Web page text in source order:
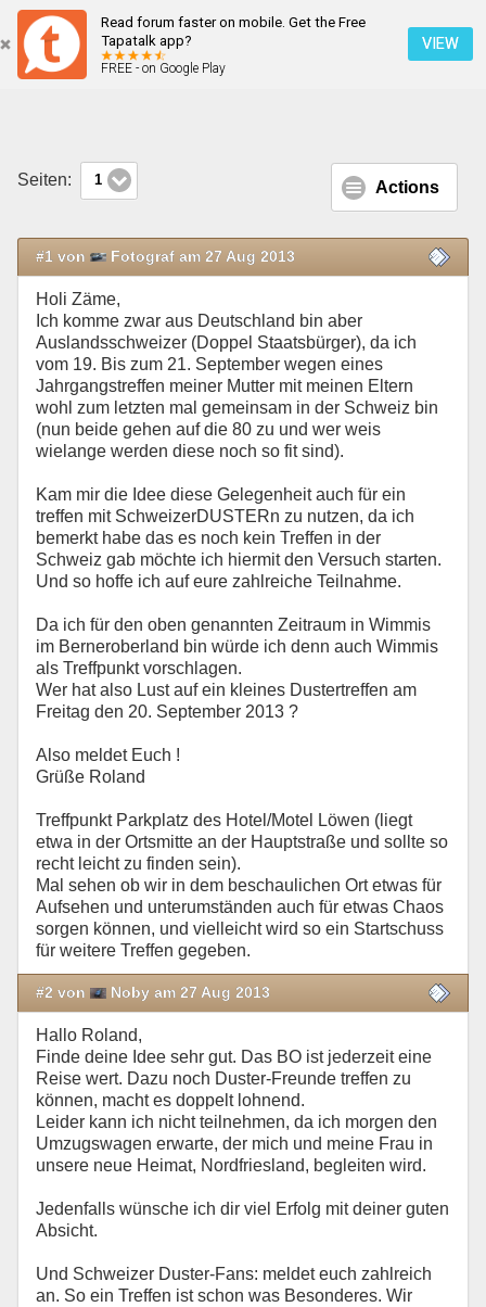
Read forum faster on mobile. Get the Free
Tapatalk app?
FREE - on Google Play
VIEW
Aufruf zu einem Dustertreffen in Wimmis am 20. September 2013
Seiten: 1 Actions
#1 von Fotograf am 27 Aug 2013
Holi Zäme,
Ich komme zwar aus Deutschland bin aber
Auslandsschweizer (Doppel Staatsbürger), da ich
vom 19. Bis zum 21. September wegen eines
Jahrgangstreffen meiner Mutter mit meinen Eltern
wohl zum letzten mal gemeinsam in der Schweiz bin
(nun beide gehen auf die 80 zu und wer weis
wielange werden diese noch so fit sind).
Kam mir die Idee diese Gelegenheit auch für ein
treffen mit SchweizerDUSTERn zu nutzen, da ich
bemerkt habe das es noch kein Treffen in der
Schweiz gab möchte ich hiermit den Versuch starten.
Und so hoffe ich auf eure zahlreiche Teilnahme.
Da ich für den oben genannten Zeitraum in Wimmis
im Berneroberland bin würde ich denn auch Wimmis
als Treffpunkt vorschlagen.
Wer hat also Lust auf ein kleines Dustertreffen am
Freitag den 20. September 2013 ?
Also meldet Euch !
Grüße Roland
Treffpunkt Parkplatz des Hotel/Motel Löwen (liegt
etwa in der Ortsmitte an der Hauptstraße und sollte so
recht leicht zu finden sein).
Mal sehen ob wir in dem beschaulichen Ort etwas für
Aufsehen und unterumständen auch für etwas Chaos
sorgen können, und vielleicht wird so ein Startschuss
für weitere Treffen gegeben.
#2 von Noby am 27 Aug 2013
Hallo Roland,
Finde deine Idee sehr gut. Das BO ist jederzeit eine
Reise wert. Dazu noch Duster-Freunde treffen zu
können, macht es doppelt lohnend.
Leider kann ich nicht teilnehmen, da ich morgen den
Umzugswagen erwarte, der mich und meine Frau in
unsere neue Heimat, Nordfriesland, begleiten wird.
Jedenfalls wünsche ich dir viel Erfolg mit deiner guten
Absicht.
Und Schweizer Duster-Fans: meldet euch zahlreich
an. So ein Treffen ist schon was Besonderes. Wir